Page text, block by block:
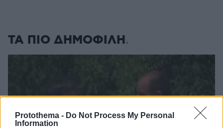
Protothema - Do Not Process My Personal
Information
ΤΑ ΠΙΟ ΔΗΜΟΦΙΛΗ